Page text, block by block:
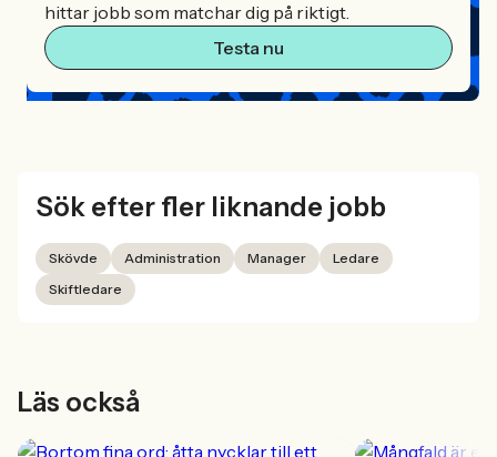
hittar jobb som matchar dig på riktigt.
Testa nu
Sök efter fler liknande jobb
Skövde Administration Manager
Ledare
Skiftledare
Läs också